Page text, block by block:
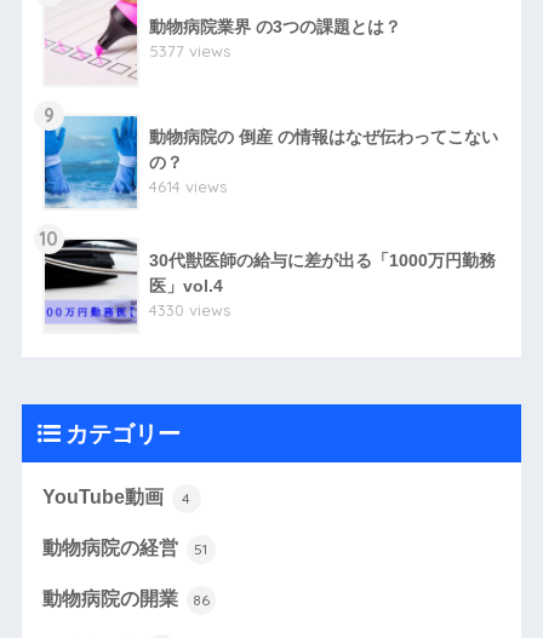
動物病院業界 の3つの課題とは？
5377 views
9
動物病院の 倒産 の情報はなぜ伝わってこない
の？
4614 views
10
30代獣医師の給与に差が出る「1000万円勤務
医」vol.4
4330 views
カテゴリー
YouTube動画 4
動物病院の経営 51
動物病院の開業 86